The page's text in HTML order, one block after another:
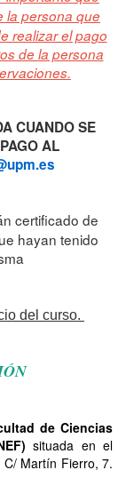
la persona que
realizar el pago
de la persona
CUANDO SE
AL
certificado de
hayan tenido
del curso.
de Ciencias
situada en el
Martín Fierro, 7.